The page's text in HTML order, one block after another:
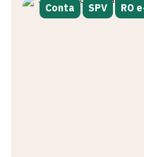
Conta SPV RO